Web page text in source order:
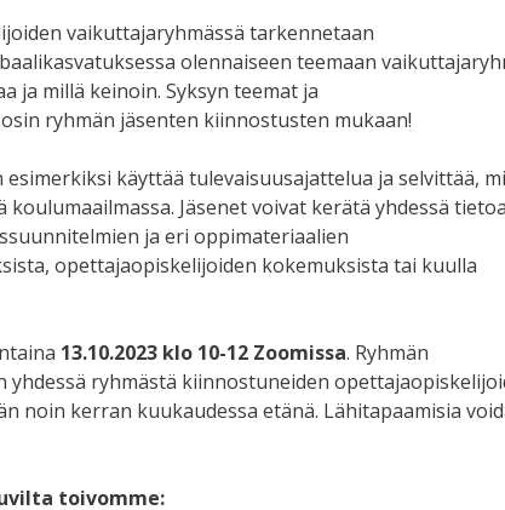
vaikuttajaryhmässä tarkennetaan
olennaiseen teemaan
ja millä keinoin. Syksyn teemat ja
ryhmän jäsenten kiinnostusten mukaan!
käyttää tulevaisuusajattelua ja selvittää,
Jäsenet voivat kerätä yhdessä tietoa
ja eri oppimateriaalien
opettajaopiskelijoiden kokemuksista tai kuulla
13.10.2023 klo 10-12 Zoomissa. Ryhmän
yhdessä ryhmästä kiinnostuneiden
noin kerran kuukaudessa etänä. Lähitapaamisia
toivomme: